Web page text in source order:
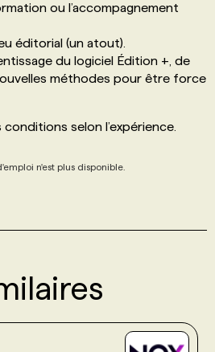
ou l’accompagnement
éditorial (un atout).
du logiciel Édition +, de
méthodes pour être force
selon l’expérience.
n'est plus disponible.